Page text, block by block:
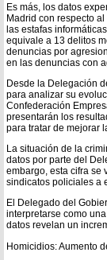
Es más, los datos
Madrid con respecto
las estafas
equivale a 13 delitos
denuncias por
en las denuncias con
Desde la Delegación
para analizar su
Confederación
presentarán los
para tratar de mejorar
La situación de la
datos por parte del
embargo, esta cifra se
sindicatos policiales a
El Delegado del
interpretarse como
datos revelan un
Homicidios: Aumento